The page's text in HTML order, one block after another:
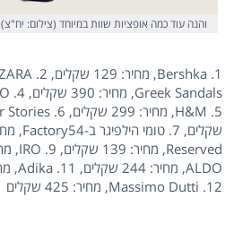
והנה עוד כמה אופציות שוות במיוחד (צילום: יח"צ)
12. Massimo Dutti, מחיר: 425 שקלים